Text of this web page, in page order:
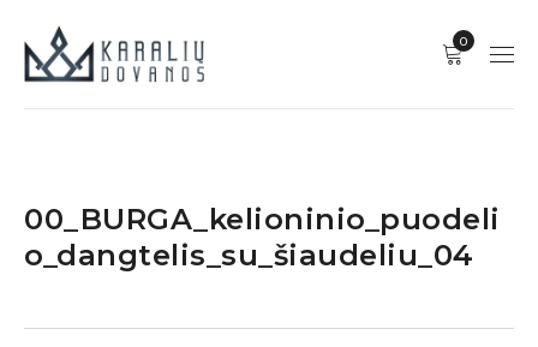
0
00_BURGA_kelioninio_puodeli
o_dangtelis_su_šiaudeliu_04